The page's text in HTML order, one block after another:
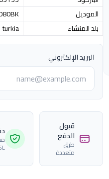
الموديل
بلد المنشاء
turkia
البريد الإلكتروني
قبول
الدفع
طرق
متعددة